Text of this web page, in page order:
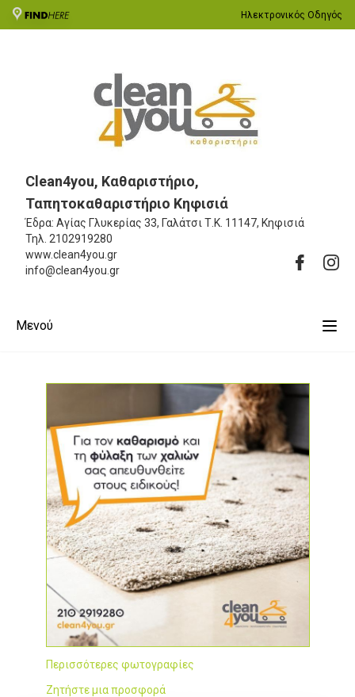
Ηλεκτρονικός Οδηγός
Clean4you, Καθαριστήριο,
Ταπητοκαθαριστήριο Κηφισιά
Έδρα: Αγίας Γλυκερίας 33, Γαλάτσι Τ.Κ. 11147, Κηφισιά
Τηλ. 2102919280
www.clean4you.gr
info@clean4you.gr
Μενού
Περισσότερες φωτογραφίες
Ζητήστε μια προσφορά